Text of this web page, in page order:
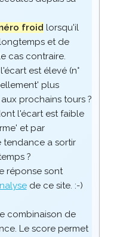
froid lorsqu'il
et de
cas contraire.
est élevé (n°
plus
prochains tours ?
l'écart est faible
et par
tendance a sortir
?
réponse sont
de ce site. :-)
combinaison de
Le score permet